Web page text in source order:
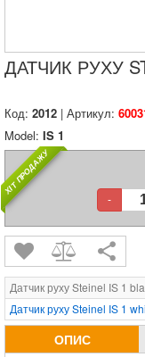
ДАТЧИК РУХУ
Код: 2012 | Артикул:
Model: IS 1
ХІТ ПРОДАЖУ
-
Датчик руху Steinel IS 1
Датчик руху Steinel IS 1
ОПИС